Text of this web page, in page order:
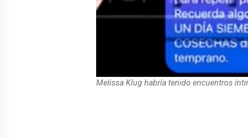
Melissa Klug habría tenido encuentros